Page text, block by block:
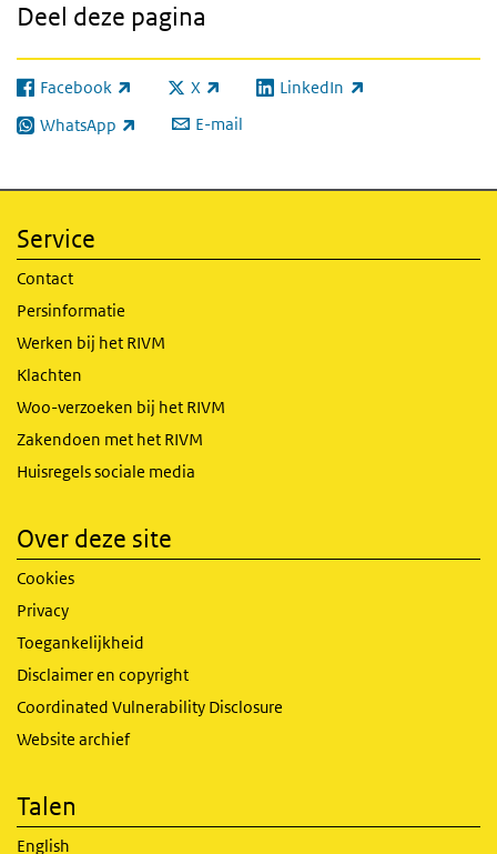
Deel deze pagina
Facebook
(externe link) X
(externe link) LinkedIn
(externe link)
WhatsApp
(externe link) E-mail
Service
Contact
Persinformatie
Werken bij het RIVM
Klachten
Woo-verzoeken bij het RIVM
Zakendoen met het RIVM
Huisregels sociale media
Over deze site
Cookies
Privacy
Toegankelijkheid
Disclaimer en copyright
Coordinated Vulnerability Disclosure
Website archief
Talen
English